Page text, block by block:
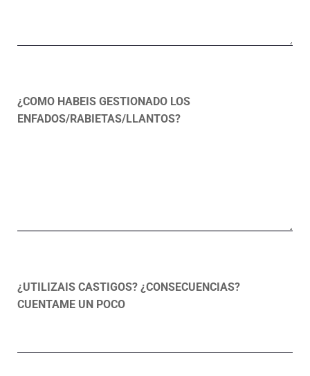
¿COMO HABEIS GESTIONADO LOS
ENFADOS/RABIETAS/LLANTOS?
¿UTILIZAIS CASTIGOS? ¿CONSECUENCIAS?
CUENTAME UN POCO